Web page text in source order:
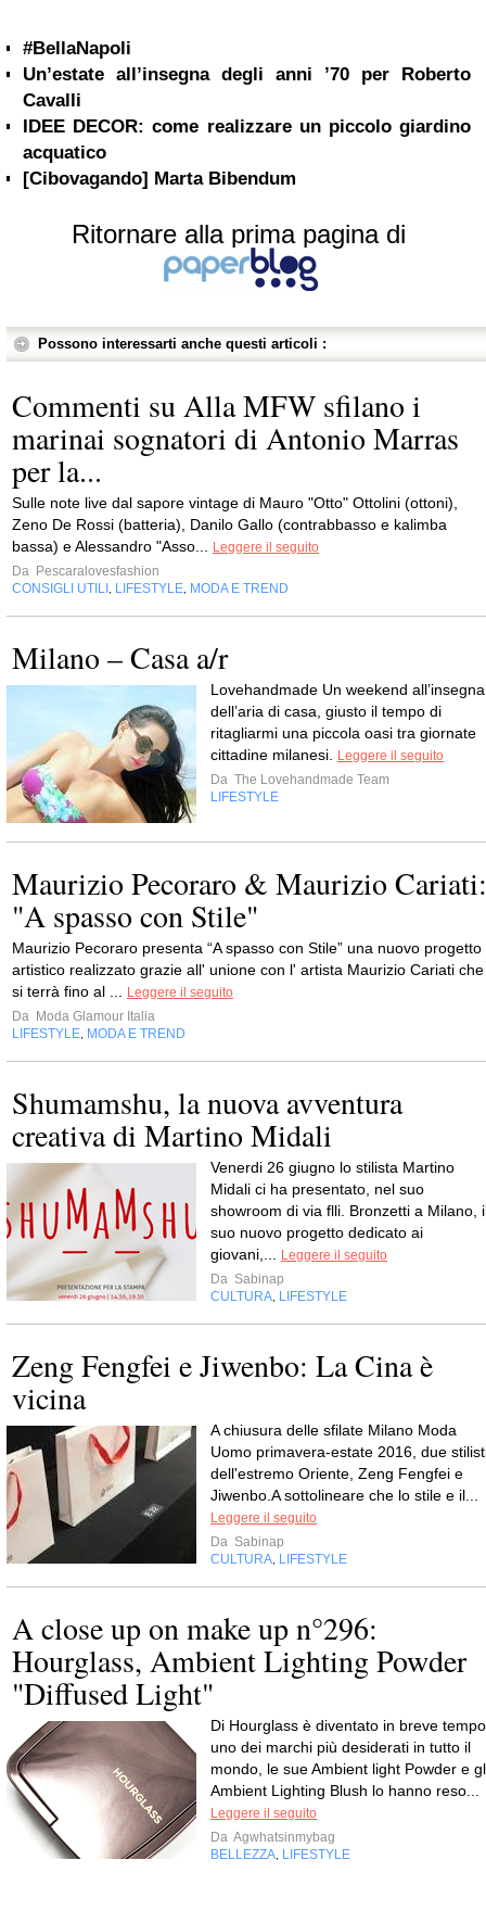
#BellaNapoli
Un’estate all’insegna degli anni ’70 per Roberto
Cavalli
IDEE DECOR: come realizzare un piccolo giardino
acquatico
[Cibovagando] Marta Bibendum
Ritornare alla prima pagina di
Possono interessarti anche questi articoli :
Commenti su Alla MFW sfilano i
marinai sognatori di Antonio Marras
per la...
Sulle note live dal sapore vintage di Mauro "Otto" Ottolini (ottoni),
Zeno De Rossi (batteria), Danilo Gallo (contrabbasso e kalimba
bassa) e Alessandro "Asso...
Leggere il seguito
Da Pescaralovesfashion
CONSIGLI UTILI
LIFESTYLE MODA E TREND
Milano – Casa a/r
Lovehandmade Un weekend all’insegna
dell’aria di casa, giusto il tempo di
ritagliarmi una piccola oasi tra giornate
cittadine milanesi.
Leggere il seguito
Da The Lovehandmade Team
LIFESTYLE
Maurizio Pecoraro & Maurizio Cariati:
"A spasso con Stile"
Maurizio Pecoraro presenta “A spasso con Stile” una nuovo progetto
artistico realizzato grazie all' unione con l' artista Maurizio Cariati che
si terrà fino al ...
Leggere il seguito
Da Moda Glamour Italia
LIFESTYLE MODA E TREND
Shumamshu, la nuova avventura
creativa di Martino Midali
Venerdi 26 giugno lo stilista Martino
Midali ci ha presentato, nel suo
showroom di via flli. Bronzetti a Milano,
suo nuovo progetto dedicato ai
giovani,...
Leggere il seguito
Da Sabinap
CULTURA LIFESTYLE
Zeng Fengfei e Jiwenbo: La Cina è
vicina
A chiusura delle sfilate Milano Moda
Uomo primavera-estate 2016, due
dell'estremo Oriente, Zeng Fengfei e
Jiwenbo.A sottolineare che lo stile e il...
Leggere il seguito
Da Sabinap
CULTURA LIFESTYLE
A close up on make up n°296:
Hourglass, Ambient Lighting Powder
"Diffused Light"
Di Hourglass è diventato in breve tempo
uno dei marchi più desiderati in tutto il
mondo, le sue Ambient light Powder e
Ambient Lighting Blush lo hanno reso...
Leggere il seguito
Da Agwhatsinmybag
BELLEZZA LIFESTYLE